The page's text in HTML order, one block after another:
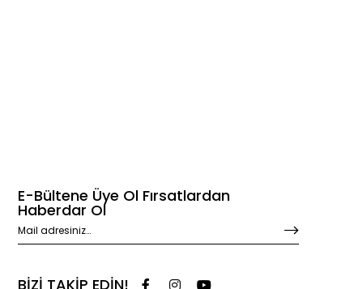
E-Bültene Üye Ol Fırsatlardan
Haberdar Ol
BİZİ TAKİP EDİN!